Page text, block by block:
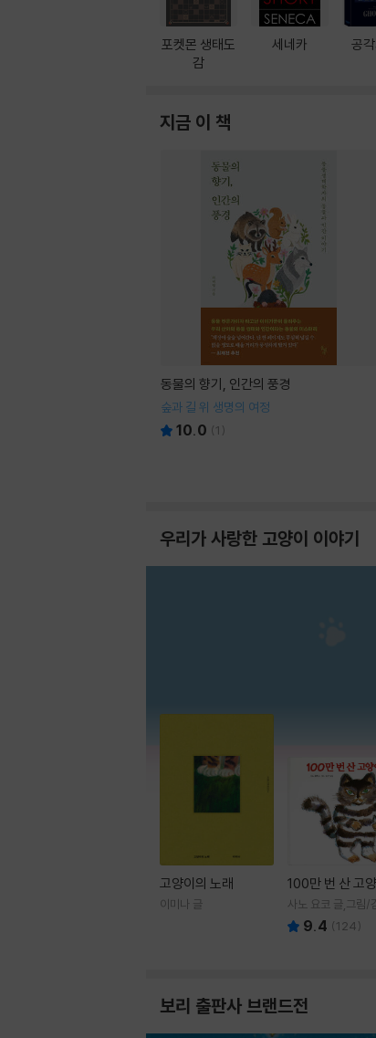
포켓몬 생태도
감
세네카 공
지금 이 책
동물의 향기, 인간의 풍경
숲과 길 위 생명의 여정
10.0 (1 )
우리가 사랑한 고양이 이야기
고양이의 노래
이미나 글
100만 번 산 고
사노 요코 글,그림/
역 9.4 (124)
보리 출판사 브랜드전